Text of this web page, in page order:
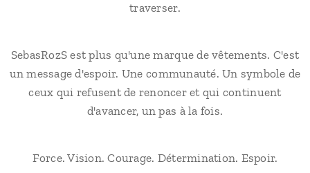
traverser.
SebasRozS est plus qu'une marque de vêtements. C'est
un message d'espoir. Une communauté. Un symbole de
ceux qui refusent de renoncer et qui continuent
d'avancer, un pas à la fois.
Force. Vision. Courage. Détermination. Espoir.